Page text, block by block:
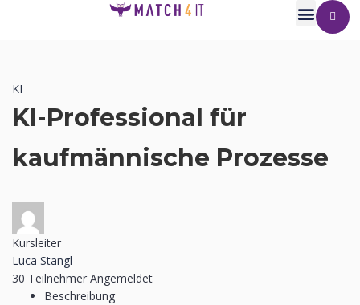
KI
KI-Professional für
kaufmännische Prozesse
Kursleiter
Luca Stangl
30 Teilnehmer Angemeldet
Beschreibung